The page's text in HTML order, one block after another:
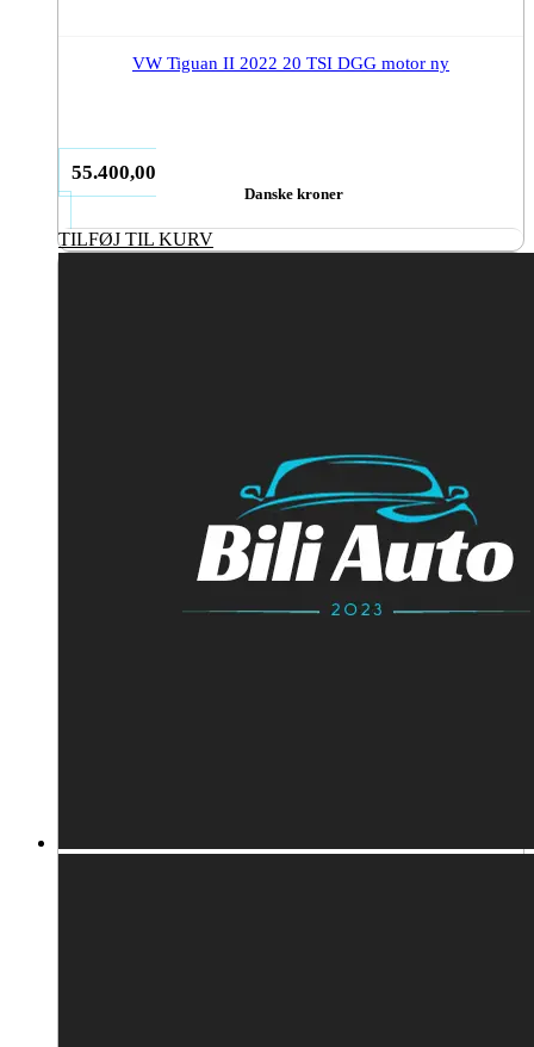
VW Tiguan II 2022 20 TSI DGG motor ny
55.400,00
Danske kroner
TILFØJ TIL KURV